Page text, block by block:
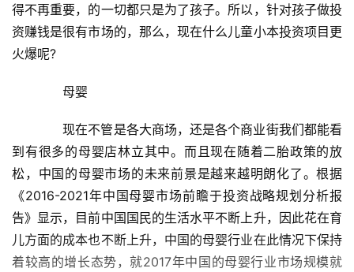
得不再重要，的一切都只是为了孩子。所以，针对孩子做投
资赚钱是很有市场的，那么，现在什么儿童小本投资项目更
火爆呢?
母婴
现在不管是各大商场，还是各个商业街我们都能看
到有很多的母婴店林立其中。而且现在随着二胎政策的放
松，中国的母婴市场的未来前景是越来越明朗化了。根据
《2016-2021年中国母婴市场前瞻于投资战略规划分析报
告》显示，目前中国国民的生活水平不断上升，因此花在育
儿方面的成本也不断上升，中国的母婴行业在此情况下保持
着较高的增长态势，就2017年中国的母婴行业市场规模就